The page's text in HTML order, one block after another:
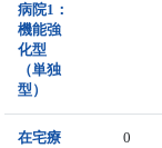
病院1：
機能強
化型
（単独
型）
在宅療
0